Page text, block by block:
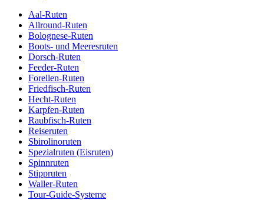
Aal-Ruten
Allround-Ruten
Bolognese-Ruten
Boots- und Meeresruten
Dorsch-Ruten
Feeder-Ruten
Forellen-Ruten
Friedfisch-Ruten
Hecht-Ruten
Karpfen-Ruten
Raubfisch-Ruten
Reiseruten
Sbirolinoruten
Spezialruten (Eisruten)
Spinnruten
Stippruten
Waller-Ruten
Tour-Guide-Systeme